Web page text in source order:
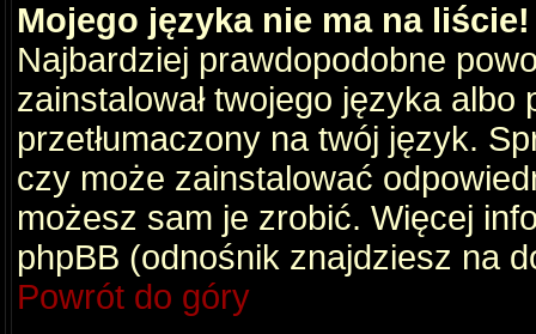
Mojego języka nie ma na liście!
Najbardziej prawdopodobne
zainstalował twojego języka albo
przetłumaczony na twój język.
czy może zainstalować
możesz sam je zrobić. Więcej
phpBB (odnośnik znajdziesz na
Powrót do góry